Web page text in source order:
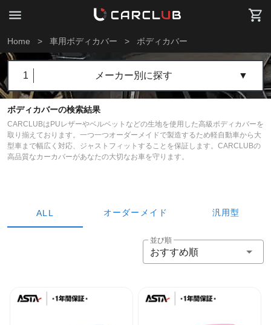
Home > 車用ボディカバー > ボディカバー
1 メーカー別に探す ▼
ボディカバーの検索結果
CARCLUBはPUレザーやベルベットなどの生地を使用した高級ボディカバーを
取り揃えております。一つ一つオーダーメイドで製造するため軽自動車から大
型車まで幅広く対応、ジャストフィットすることを保証します。CARCLUBの
高品質なカーカバーがあなたの大切なお車を守ります。
ALL オーダーメイド 汎用型
並び順
おすすめ順